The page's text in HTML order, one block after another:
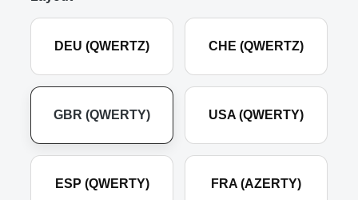
DEU (QWERTZ) CHE (QWERTZ)
GBR (QWERTY) USA (QWERTY)
ESP (QWERTY) FRA (AZERTY)